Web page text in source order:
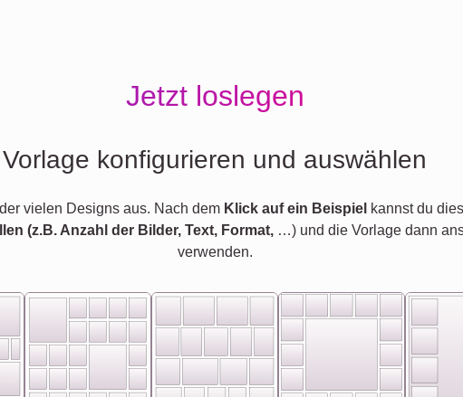
Jetzt loslegen
Vorlage konfigurieren und auswählen
vielen Designs aus. Nach dem Klick auf ein Beispiel kannst du
(z.B. Anzahl der Bilder, Text, Format, …) und die Vorlage dann
verwenden.